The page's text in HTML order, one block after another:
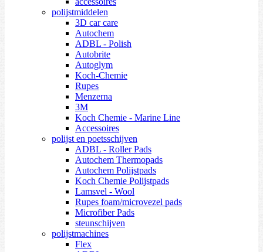
polijstmiddelen
3D car care
Autochem
ADBL - Polish
Autobrite
Autoglym
Koch-Chemie
Rupes
Menzerna
3M
Koch Chemie - Marine Line
Accessoires
polijst en poetsschijven
ADBL - Roller Pads
Autochem Thermopads
Autochem Polijstpads
Koch Chemie Polijstpads
Lamsvel - Wool
Rupes foam/microvezel pads
Microfiber Pads
steunschijven
polijstmachines
Flex